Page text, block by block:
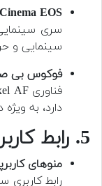
Cinema EOS:
سری
سینمایی و
فوکوس بی
دارد، به
5. رابط کاربری ساده و جذاب
منوهای
رابط کاربری